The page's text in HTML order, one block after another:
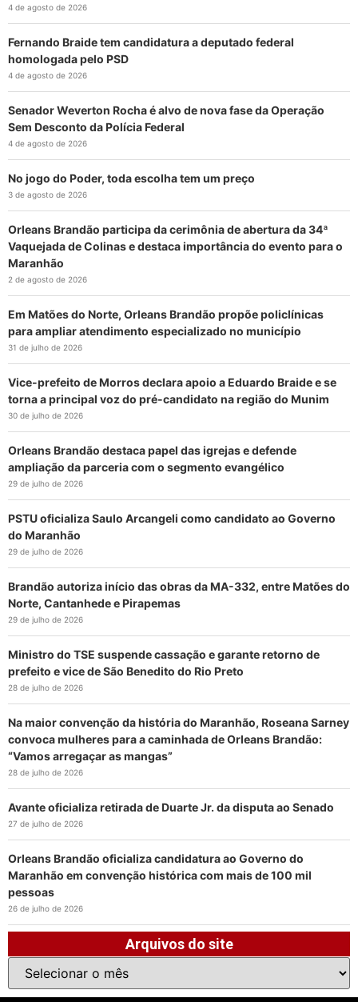
4 de agosto de 2026
Fernando Braide tem candidatura a deputado federal
homologada pelo PSD
4 de agosto de 2026
Senador Weverton Rocha é alvo de nova fase da Operação
Sem Desconto da Polícia Federal
4 de agosto de 2026
No jogo do Poder, toda escolha tem um preço
3 de agosto de 2026
Orleans Brandão participa da cerimônia de abertura da 34ª
Vaquejada de Colinas e destaca importância do evento para o
Maranhão
2 de agosto de 2026
Em Matões do Norte, Orleans Brandão propõe policlínicas
para ampliar atendimento especializado no município
31 de julho de 2026
Vice-prefeito de Morros declara apoio a Eduardo Braide e se
torna a principal voz do pré-candidato na região do Munim
30 de julho de 2026
Orleans Brandão destaca papel das igrejas e defende
ampliação da parceria com o segmento evangélico
29 de julho de 2026
PSTU oficializa Saulo Arcangeli como candidato ao Governo
do Maranhão
29 de julho de 2026
Brandão autoriza início das obras da MA-332, entre Matões do
Norte, Cantanhede e Pirapemas
29 de julho de 2026
Ministro do TSE suspende cassação e garante retorno de
prefeito e vice de São Benedito do Rio Preto
28 de julho de 2026
Na maior convenção da história do Maranhão, Roseana Sarney
convoca mulheres para a caminhada de Orleans Brandão:
“Vamos arregaçar as mangas”
28 de julho de 2026
Avante oficializa retirada de Duarte Jr. da disputa ao Senado
27 de julho de 2026
Orleans Brandão oficializa candidatura ao Governo do
Maranhão em convenção histórica com mais de 100 mil
pessoas
26 de julho de 2026
Arquivos do site